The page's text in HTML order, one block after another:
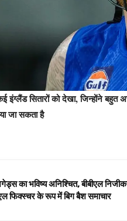
सितारों को देखा, जिन्होंने बहुत
जा सकता है
का भविष्य अनिश्चित, बीबीएल
फिक्स्चर के रूप में बिग बैश समाचार